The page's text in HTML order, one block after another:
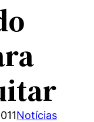
Notícias